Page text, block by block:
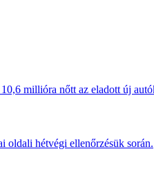
millióra nőtt az eladott új
oldali hétvégi ellenőrzésük során.